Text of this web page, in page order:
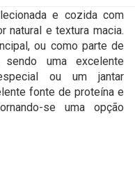
e cozida com
natural e textura macia.
ou como parte de
uma excelente
ou um jantar
fonte de proteína e
se uma opção